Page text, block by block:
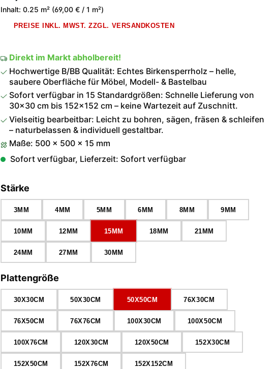
Inhalt: 0.25 m² (69,00 € / 1 m²)
PREISE INKL. MWST. ZZGL. VERSANDKOSTEN
Direkt im Markt abholbereit!
Hochwertige B/BB Qualität: Echtes Birkensperrholz – helle,
saubere Oberfläche für Möbel, Modell- & Bastelbau
Sofort verfügbar in 15 Standardgrößen: Schnelle Lieferung von
30×30 cm bis 152×152 cm – keine Wartezeit auf Zuschnitt.
Vielseitig bearbeitbar: Leicht zu bohren, sägen, fräsen & schleifen
– naturbelassen & individuell gestaltbar.
Maße: 500 × 500 × 15 mm
Sofort verfügbar, Lieferzeit: Sofort verfügbar
Stärke
3MM 4MM 5MM 6MM 8MM 9MM
10MM 12MM 15MM 18MM 21MM
24MM 27MM 30MM
Plattengröße
30X30CM 50X30CM 50X50CM 76X30CM
76X50CM 76X76CM 100X30CM 100X50CM
100X76CM 120X30CM 120X50CM 152X30CM
152X50CM 152X76CM 152X152CM